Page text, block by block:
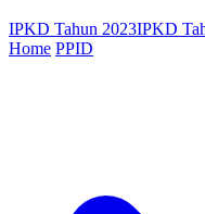
IPKD Tahun 2023IPKD
Home PPID